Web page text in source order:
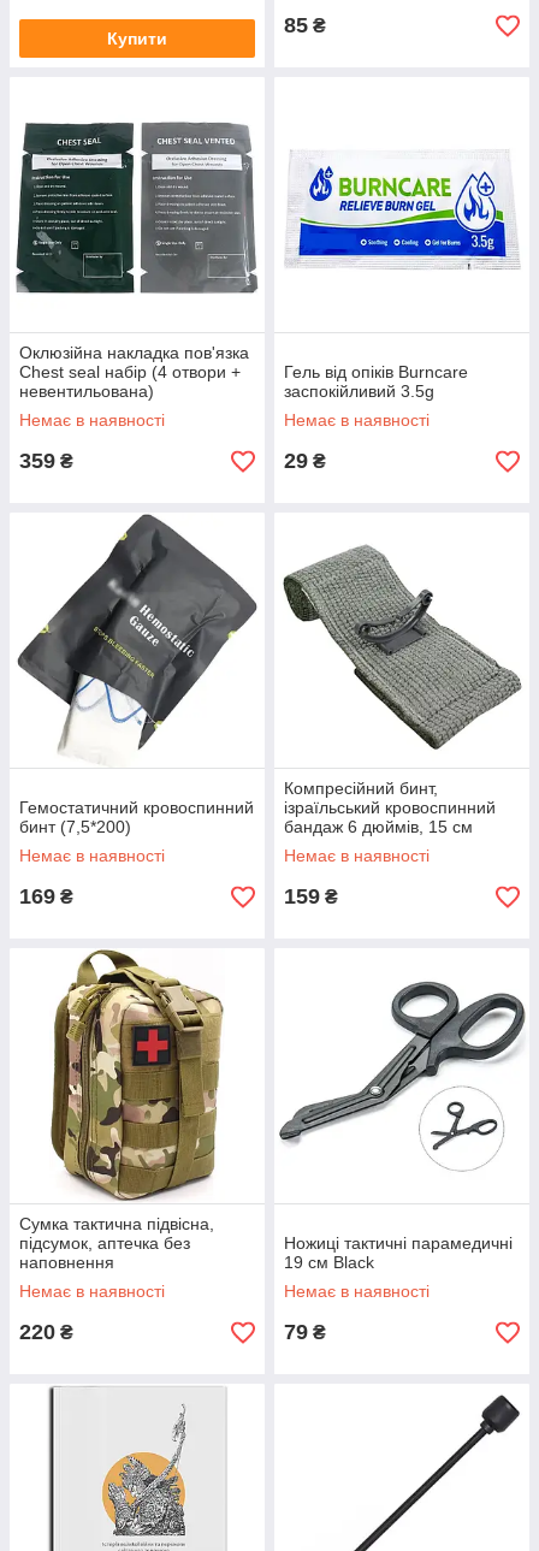
Купити
85 ₴
Оклюзійна накладка пов'язка
Chest seal набір (4 отвори +
невентильована)
Немає в наявності
359 ₴
Гель від опіків Burncare
заспокійливий 3.5g
Немає в наявності
29 ₴
Гемостатичний кровоспинний
бинт (7,5*200)
Немає в наявності
169 ₴
Компресійний бинт,
ізраїльський кровоспинний
бандаж 6 дюймів, 15 см
Немає в наявності
159 ₴
Сумка тактична підвісна,
підсумок, аптечка без
наповнення
Немає в наявності
220 ₴
Ножиці тактичні парамедичні
19 см Black
Немає в наявності
79 ₴